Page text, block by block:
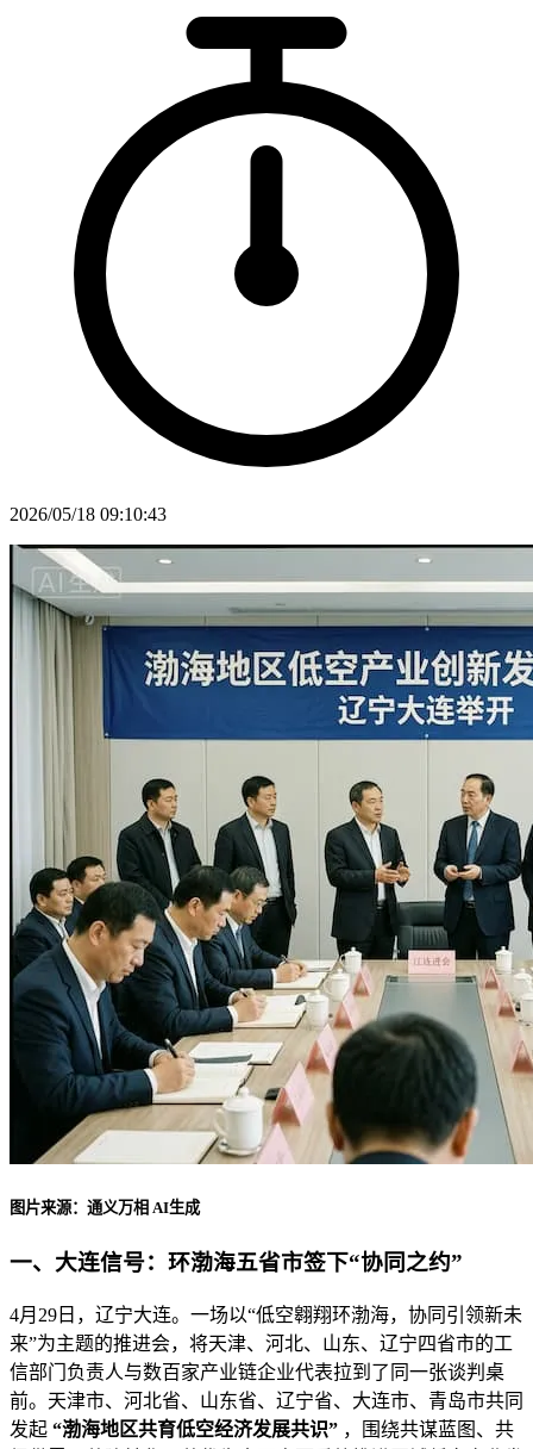
2026/05/18 09:10:43
图片来源：通义万相 AI生成
一、大连信号：环渤海五省市签下“协同之约”
4月29日，辽宁大连。一场以“低空翱翔环渤海，协同引领新未
来”为主题的推进会，将天津、河北、山东、辽宁四省市的工
信部门负责人与数百家产业链企业代表拉到了同一张谈判桌
前。天津市、河北省、山东省、辽宁省、大连市、青岛市共同
发起 “渤海地区共育低空经济发展共识” ，围绕共谋蓝图、共